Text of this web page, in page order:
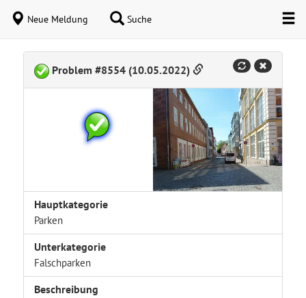
Neue Meldung Suche
Problem #8554 (10.05.2022)
Hauptkategorie
Parken
Unterkategorie
Falschparken
Beschreibung